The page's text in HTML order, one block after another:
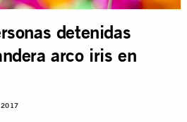
detenidas
arco iris en
2017